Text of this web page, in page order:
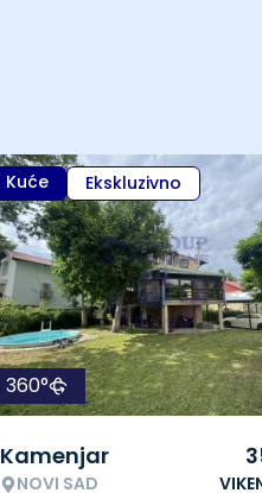
Kuće Ekskluzivno
360°
Kamenjar
NOVI SAD